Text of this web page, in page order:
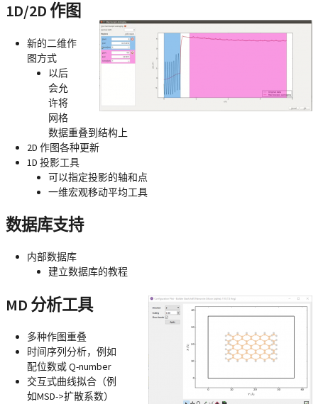
1D/2D 作图
新的二维作
图方式
以后
会允
许将
网格
数据重叠到结构上
2D 作图各种更新
1D 投影工具
可以指定投影的轴和点
一维宏观移动平均工具
数据库支持
内部数据库
建立数据库的教程
MD 分析工具
多种作图重叠
时间序列分析，例如
配位数或 Q-number
交互式曲线拟合（例
如MSD->扩散系数）